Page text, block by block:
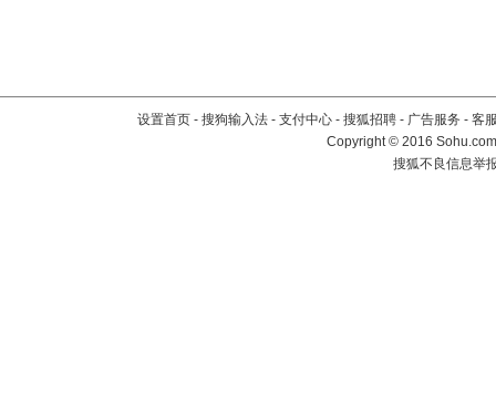
设置首页 - 搜狗输入法 - 支付中心 - 搜狐招聘 - 广告服务 - 客
Copyright©2016
搜狐不良信息举